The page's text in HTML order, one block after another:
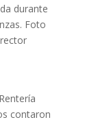
durante
Foto
contaron